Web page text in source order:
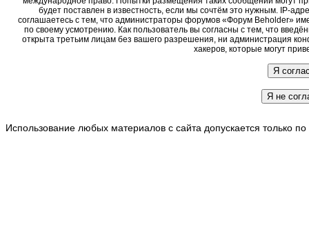
будет поставлен в известность, если мы сочтём это нужным. IP-
соглашаетесь с тем, что администраторы форумов «Форум Beholder»
по своему усмотрению. Как пользователь вы согласны с тем, что
открыта третьим лицам без вашего разрешения, ни администрация
хакеров, которые могут
Использование любых материалов с сайта допускается только